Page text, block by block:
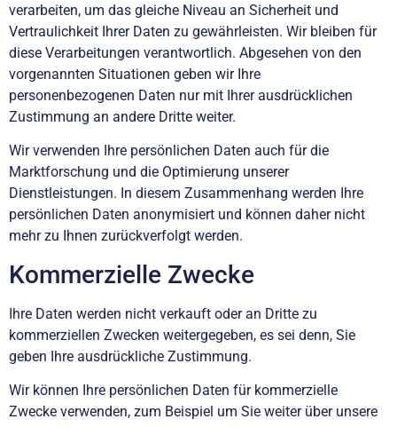
verarbeiten, um das gleiche Niveau an Sicherheit und
Vertraulichkeit Ihrer Daten zu gewährleisten. Wir bleiben für
diese Verarbeitungen verantwortlich. Abgesehen von den
vorgenannten Situationen geben wir Ihre
personenbezogenen Daten nur mit Ihrer ausdrücklichen
Zustimmung an andere Dritte weiter.
Wir verwenden Ihre persönlichen Daten auch für die
Marktforschung und die Optimierung unserer
Dienstleistungen. In diesem Zusammenhang werden Ihre
persönlichen Daten anonymisiert und können daher nicht
mehr zu Ihnen zurückverfolgt werden.
Kommerzielle Zwecke
Ihre Daten werden nicht verkauft oder an Dritte zu
kommerziellen Zwecken weitergegeben, es sei denn, Sie
geben Ihre ausdrückliche Zustimmung.
Wir können Ihre persönlichen Daten für kommerzielle
Zwecke verwenden, zum Beispiel um Sie weiter über unsere